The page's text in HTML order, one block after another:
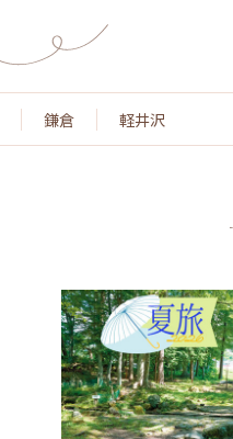
鎌倉 軽井沢
名所・旧跡 温泉・スパ